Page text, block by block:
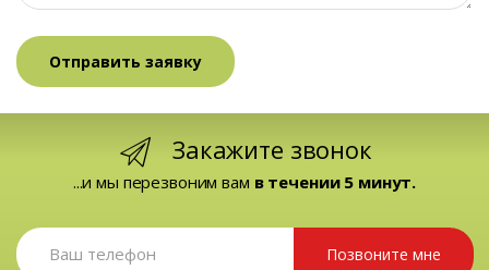
Закажите звонок
...и мы перезвоним вам в течении 5 минут.
Позвоните мне